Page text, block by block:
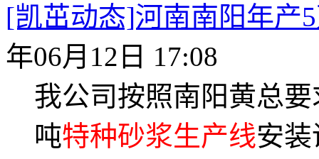
[凯茁动态]河南南阳年产
年06月12日 17:08
我公司按照南阳黄总
吨特种砂浆生产线安